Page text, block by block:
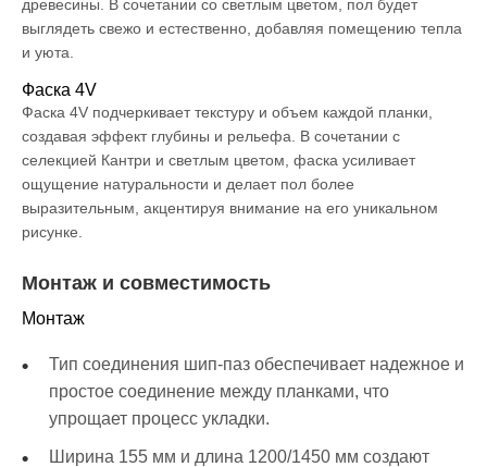
древесины. В сочетании со светлым цветом, пол будет
выглядеть свежо и естественно, добавляя помещению тепла
и уюта.
Фаска 4V
Фаска 4V подчеркивает текстуру и объем каждой планки,
создавая эффект глубины и рельефа. В сочетании с
селекцией Кантри и светлым цветом, фаска усиливает
ощущение натуральности и делает пол более
выразительным, акцентируя внимание на его уникальном
рисунке.
Монтаж и совместимость
Монтаж
Тип соединения шип-паз обеспечивает надежное и
простое соединение между планками, что
упрощает процесс укладки.
Ширина 155 мм и длина 1200/1450 мм создают